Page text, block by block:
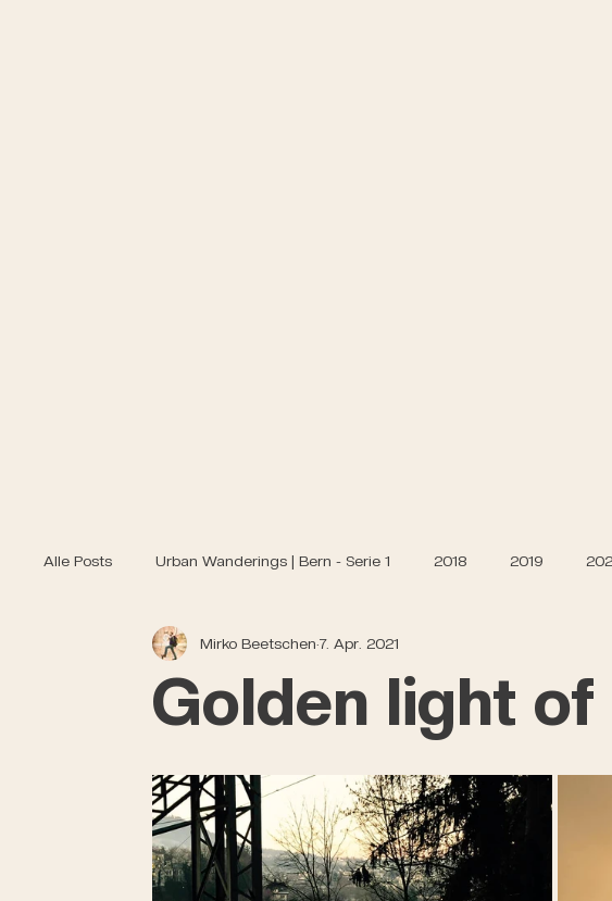
Alle Posts Urban Wanderings | Bern - Serie 1 2018 2019
Golden light of
Mirko Beetschen 7. Apr. 2021